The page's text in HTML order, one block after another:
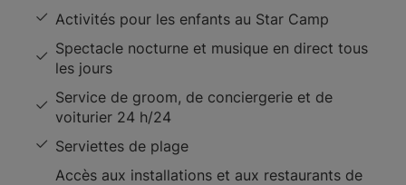
Activités pour les enfants au Star Camp
Spectacle nocturne et musique en direct tous
les jours
Service de groom, de conciergerie et de
voiturier 24 h/24
Serviettes de plage
Accès aux installations et aux restaurants de